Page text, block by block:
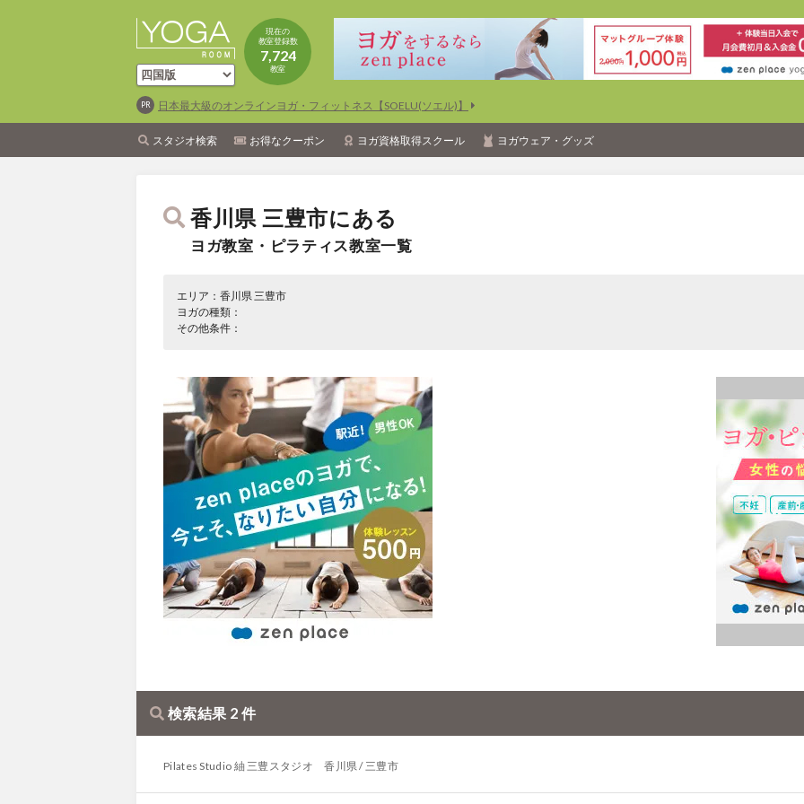
現在の
教室登録数
7,724
教室
日本最大級のオンラインヨガ・フィットネス【SOELU(ソエル)】
スタジオ検索 お得なクーポン ヨガ資格取得スクール ヨガウェア・グッズ
香川県 三豊市にある
ヨガ教室・ピラティス教室一覧
エリア：香川県 三豊市
ヨガの種類：
その他条件：
検索結果 2 件
Pilates Studio 紬 三豊スタジオ 香川県 / 三豊市